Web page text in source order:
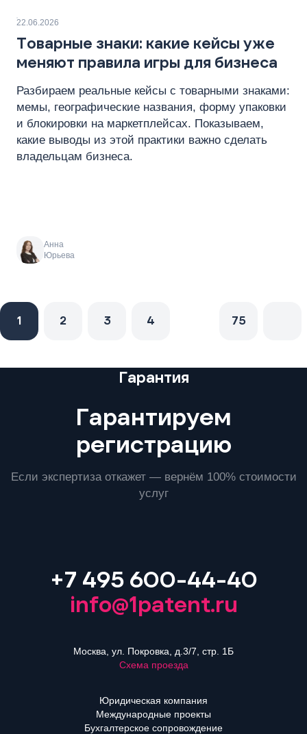
22.06.2026
Товарные знаки: какие кейсы уже
меняют правила игры для бизнеса
Разбираем реальные кейсы с товарными знаками:
мемы, географические названия, форму упаковки
и блокировки на маркетплейсах. Показываем,
какие выводы из этой практики важно сделать
владельцам бизнеса.
Анна
Юрьева
1 2 3 4 75
Гарантия
Гарантируем
регистрацию
Если экспертиза откажет — вернём 100% стоимости
услуг
+7 495 600-44-40
info@1patent.ru
Москва, ул. Покровка, д.3/7, стр. 1Б
Схема проезда
Юридическая компания
Международные проекты
Бухгалтерское сопровождение